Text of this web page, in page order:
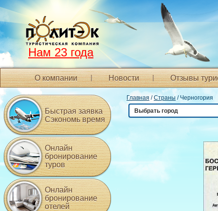
Нам 23 года
О компании Новости Отзывы
Главная /Страны / Черногория
Выбрать город
Быстрая заявка
Сэкономь время
Онлайн
бронирование
туров
Онлайн
бронирование
отелей